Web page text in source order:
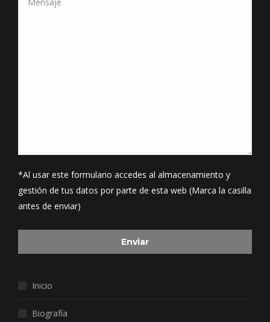
*Al usar este formulario accedes al almacenamiento y
gestión de tus datos por parte de esta web (Marca la casilla
antes de enviar)
Inicio
Biografía